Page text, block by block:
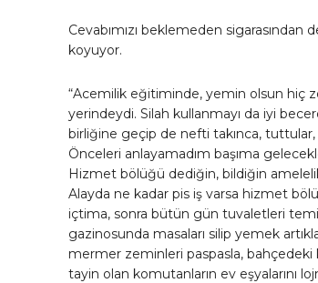
Cevabımızı beklemeden
koyuyor.
“Acemilik eğitiminde, yemin olsun hiç
yerindeydi. Silah kullanmayı da iyi
birliğine geçip de nefti takınca,
Önceleri anlayamadım başıma
Hizmet bölüğü dediğin, bildiğin
Alayda ne kadar pis iş varsa hizmet
içtima, sonra bütün gün tuvaletleri
gazinosunda masaları silip yemek
mermer zeminleri paspasla, bahçedeki
tayin olan komutanların ev eşyalarını